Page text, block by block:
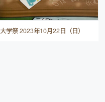
大学祭 2023年10月22日（日）